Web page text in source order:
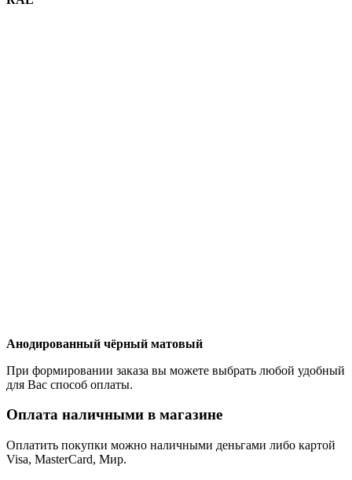
Анодированный чёрный матовый
При формировании заказа вы можете выбрать любой удобный
для Вас способ оплаты.
Оплата наличными в магазине
Оплатить покупки можно наличными деньгами либо картой
Visa, MasterCard, Мир.